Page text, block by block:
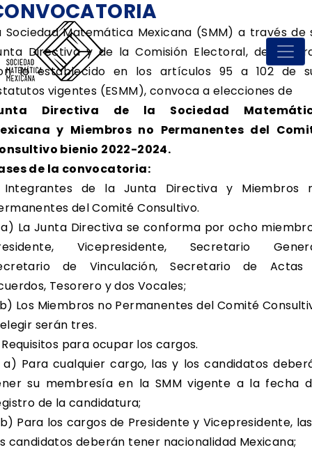
Sociedad Matemática Mexicana (SMM) a través de
Directiva y de la Comisión Electoral, de
lo establecido en los artículos 95 a 102 de
vigentes (ESMM), convoca a elecciones de
Directiva de la Sociedad
y Miembros no Permanentes del
bienio 2022-2024.
de la convocatoria:
Integrantes de la Junta Directiva y Miembros
del Comité Consultivo.
La Junta Directiva se conforma por ocho
Vicepresidente, Secretario
de Vinculación, Secretario de
Tesorero y dos Vocales;
Los Miembros no Permanentes del Comité
serán tres.
Requisitos para ocupar los cargos.
Para cualquier cargo, las y los candidatos
su membresía en la SMM vigente a la fecha
de la candidatura;
Para los cargos de Presidente y Vicepresidente,
candidatos deberán tener nacionalidad Mexicana;